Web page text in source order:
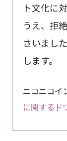
ト文化に
うえ、拒
さいまし
します。
ニコニコイ
に関するド